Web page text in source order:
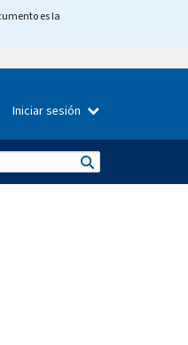
es la
Iniciar sesión